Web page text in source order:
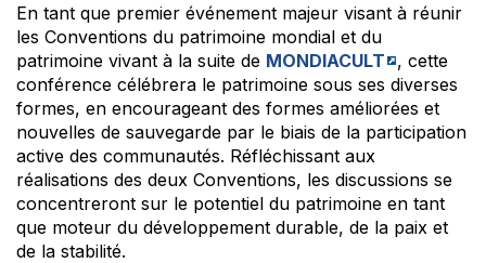
En tant que premier événement majeur visant à réunir
les Conventions du patrimoine mondial et du
patrimoine vivant à la suite de MONDIACULT
, cette
conférence célébrera le patrimoine sous ses diverses
formes, en encourageant des formes améliorées et
nouvelles de sauvegarde par le biais de la participation
active des communautés. Réfléchissant aux
réalisations des deux Conventions, les discussions se
concentreront sur le potentiel du patrimoine en tant
que moteur du développement durable, de la paix et
de la stabilité.